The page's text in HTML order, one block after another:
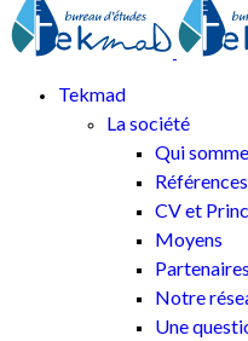
Tekmad
La société
Qui
CV et
Moyens
Partenaires
Notre
Une